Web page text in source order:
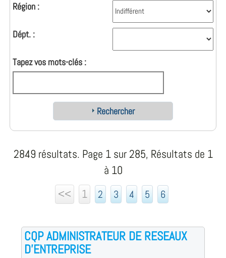
Région :
Dépt. :
Tapez vos mots-clés :
Rechercher
2849 résultats. Page 1 sur 285, Résultats de 1
à 10
<<
1 2 3 4 5 6
CQP ADMINISTRATEUR DE RESEAUX
D'ENTREPRISE